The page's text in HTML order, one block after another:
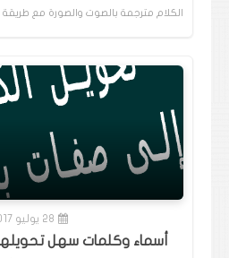
الكلام مترجمة بالصوت والصورة مع
28 يوليو 2017
أسماء وكلمات سهل